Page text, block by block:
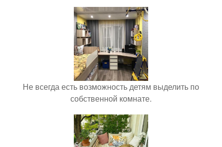
Не всегда есть возможность детям выделить по
собственной комнате.